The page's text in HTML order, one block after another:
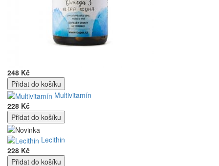
248 Kč
Multivitamín
228 Kč
Lecithin
228 Kč